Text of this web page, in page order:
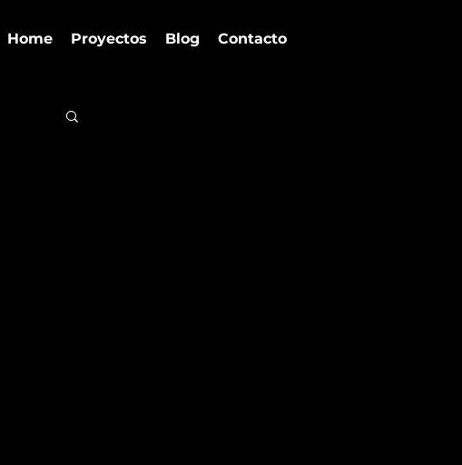
Home Proyectos Blog Contacto